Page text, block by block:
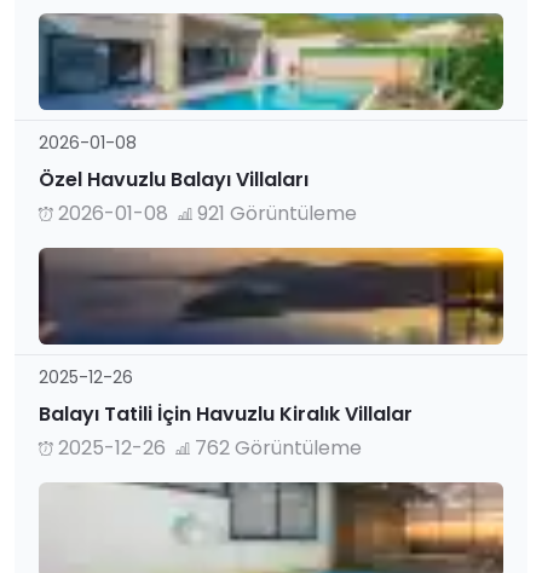
2026-01-08
Özel Havuzlu Balayı Villaları
2026-01-08
921 Görüntüleme
2025-12-26
Balayı Tatili İçin Havuzlu Kiralık Villalar
2025-12-26
762 Görüntüleme